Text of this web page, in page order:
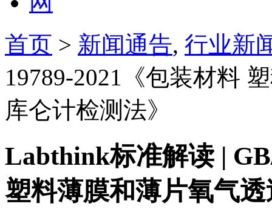
首页 > 新闻通告, 行业新
19789-2021《包装材料
库仑计检测法》
Labthink标准解读 |
塑料薄膜和薄片氧气